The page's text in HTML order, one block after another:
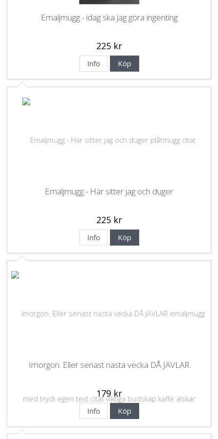
Emaljmugg - idag ska jag göra ingenting
225 kr
Info Köp
Emaljmugg - Här sitter jag och duger
225 kr
Info Köp
Imorgon. Eller senast nästa vecka DÅ JÄVLAR
179 kr
Info Köp